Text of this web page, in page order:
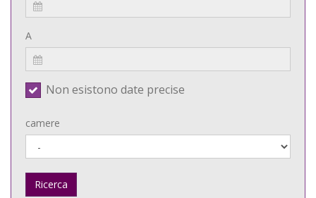
A
Non esistono date precise
camere
Ricerca